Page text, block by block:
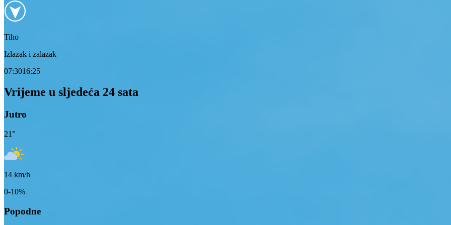
Tiho
Izlazak i zalazak
07:3016:25
Vrijeme u sljedeća 24 sata
Jutro
21°
14 km/h
0-10%
Popodne